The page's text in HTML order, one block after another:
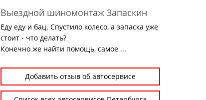
Выездной шиномонтаж Запаскин
Еду еду и бац. Спустило колесо, а запаска уже
стоит - что делать?
Конечно же найти помощь, самое ...
Добавить отзыв об автосервисе